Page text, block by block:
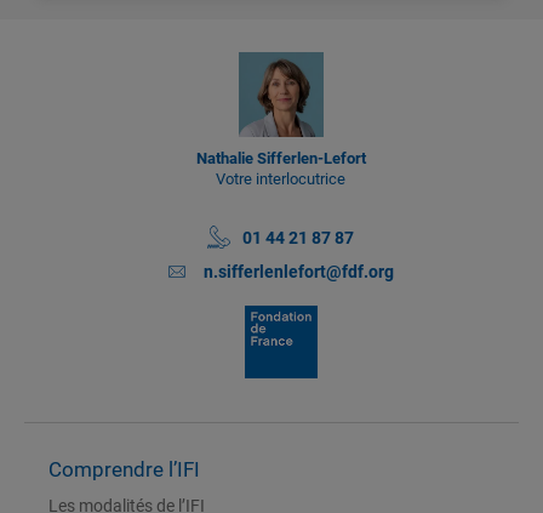
Nathalie Sifferlen-Lefort
Votre interlocutrice
01 44 21 87 87
n.sifferlenlefort@fdf.org
Comprendre l’IFI
Les modalités de l’IFI